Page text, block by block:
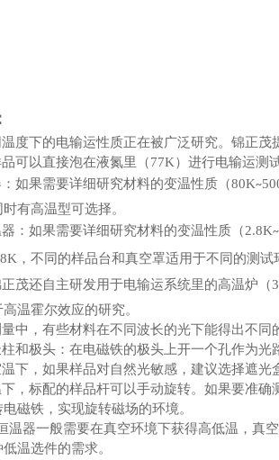
度下的电输运性质正在被广泛研究。锦正茂
可以直接泡在液氮里（77K）进行电输运测试
：如果需要详细研究材料的变温性质（80K~
有高温型可选择。
器：如果需要详细研究材料的变温性质（2.8K~
，不同的样品台和真空罩适用于不同的测试
正茂还自主研发用于电输运系统里的高温炉（
温霍尔效应的研究。
中，有些材料在不同波长的光下能得出不同
和极头：在电磁铁的极头上开一个孔作为
下，如果样品对自然光敏感，建议选择遮
下，标配的样品杆可以手动旋转。如果要准确
磁铁，实现旋转磁场的环境。
温器一般需要在真空环境下获得高低温，真
温选件的需求。